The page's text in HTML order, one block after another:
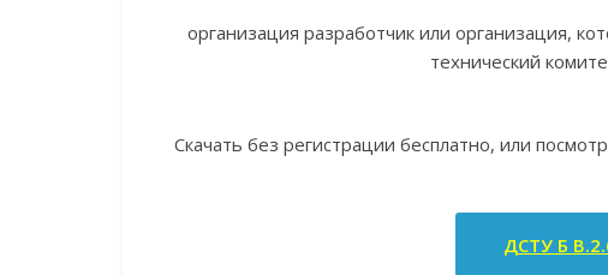
организация разработчик или организация,
технический
Скачать без регистрации бесплатно, или
ДСТУ Б